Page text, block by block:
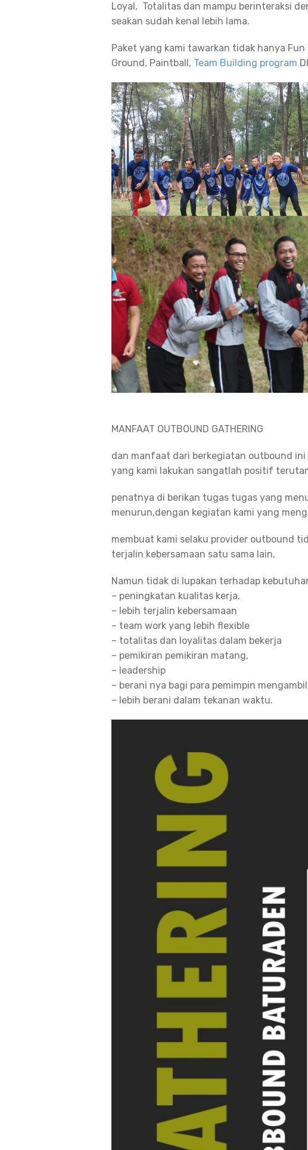
Loyal, Totalitas dan mampu berinteraksi
seakan sudah kenal lebih lama.
Paket yang kami tawarkan tidak hanya
Ground, Paintball, Team Building program
MANFAAT OUTBOUND GATHERING
dan manfaat dari berkegiatan outbound
yang kami lakukan sangatlah positif
penatnya di berikan tugas tugas yang
menurun,dengan kegiatan kami yang
membuat kami selaku provider outbound
terjalin kebersamaan satu sama lain,
Namun tidak di lupakan terhadap
– peningkatan kualitas kerja,
– lebih terjalin kebersamaan
– team work yang lebih flexible
– totalitas dan loyalitas dalam bekerja
– pemikiran pemikiran matang,
– leadership
– berani nya bagi para pemimpin
– lebih berani dalam tekanan waktu.